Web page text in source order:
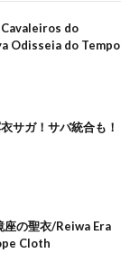
do
Odisseia do Tempo
サガ！サバ統合も！
座の聖衣/Reiwa Era
Cloth